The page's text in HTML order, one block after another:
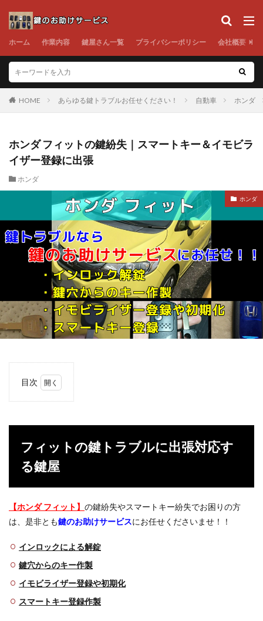
ホーム 作業内容 鍵屋さん一覧 プライバシーポリシー 会社概要
HOME あらゆる鍵トラブルお任せください！ 自動車 ホンダ
ホンダ フィットの鍵紛失｜スマートキー＆イモビラ
イザー登録に出張
ホンダ
ホンダ
目次
トラ
ブル
に出
張対
屋
2
頼方
フィ
ット
の型
フィットの鍵トラブルに出張対応す
る鍵屋
【ホンダ フィット】 の鍵紛失やスマートキー紛失でお困りの方
は、是非とも鍵のお助けサービスにお任せくださいませ！！
インロックによる解錠
鍵穴からのキー作製
イモビライザー登録や初期化
スマートキー登録作製